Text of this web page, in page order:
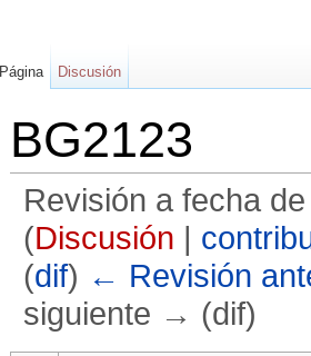
BG2123
Revisión a fecha
(Discusión |
(dif) ← Revisión
siguiente → (dif)
Página Discusión